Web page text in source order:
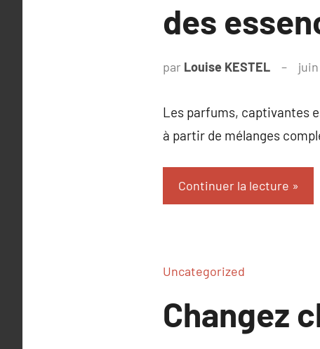
des
par Louise KESTEL
Les parfums, captivantes
à partir de mélanges
Continuer la lecture
Uncategorized
Changez